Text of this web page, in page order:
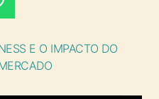
E O IMPACTO DO